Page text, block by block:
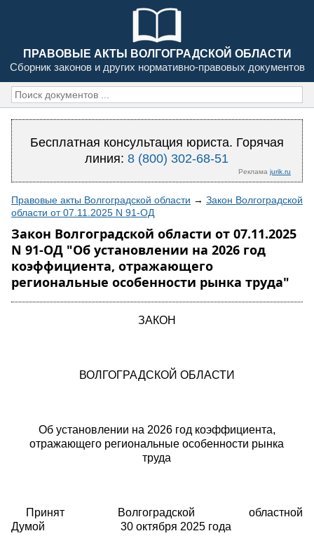
ПРАВОВЫЕ АКТЫ ВОЛГОГРАДСКОЙ ОБЛАСТИ
Сборник законов и других нормативно-правовых документов
Бесплатная консультация юриста. Горячая
линия:8 (800) 302-68-51
Реклама jurik.ru
Правовые акты Волгоградской области → Закон Волгоградской
области от 07.11.2025 N 91-ОД
Закон Волгоградской области от 07.11.2025
N 91-ОД "Об установлении на 2026 год
коэффициента, отражающего
региональные особенности рынка труда"
ЗАКОН
ВОЛГОГРАДСКОЙ ОБЛАСТИ
Об установлении на 2026 год коэффициента,
отражающего региональные особенности рынка
труда
Принят Волгоградской областной
Думой 30 октября 2025 года